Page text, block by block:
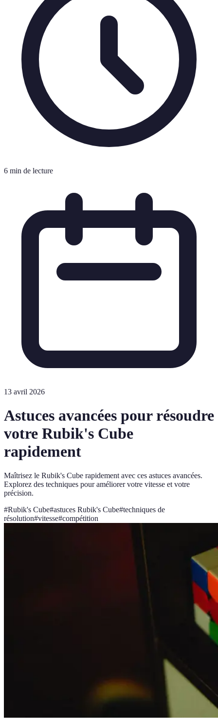
6 min de lecture
13 avril 2026
Astuces avancées pour résoudre
votre Rubik's Cube
rapidement
Maîtrisez le Rubik's Cube rapidement avec ces astuces avancées.
Explorez des techniques pour améliorer votre vitesse et votre
précision.
#Rubik's Cube#astuces Rubik's Cube#techniques de
résolution#vitesse#compétition